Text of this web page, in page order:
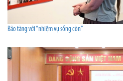
Bảo tàng với “nhiệm vụ sống còn”